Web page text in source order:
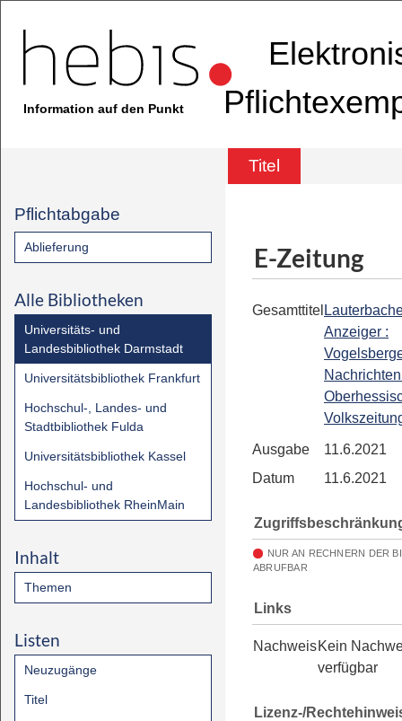
Information auf den Punkt
Titel
Pflichtabgabe
Ablieferung
Alle Bibliotheken
Universitäts- und
Landesbibliothek Darmstadt
Universitätsbibliothek Frankfurt
Hochschul-, Landes- und
Stadtbibliothek Fulda
Universitätsbibliothek Kassel
Hochschul- und
Landesbibliothek RheinMain
Inhalt
Themen
Listen
Neuzugänge
Titel
E-Zeitung
Gesamttitel
Anzeiger :
Ausgabe
11.6.2021
Datum
11.6.2021
NUR AN RECHNERN DER
ABRUFBAR
Links
NachweisKein
verfügbar
Lizenz-/